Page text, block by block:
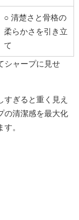
○ 清楚さと骨格の
柔らかさを引き立
て
シャープに見せ
すぎると重く見え
の清潔感を最大化
。